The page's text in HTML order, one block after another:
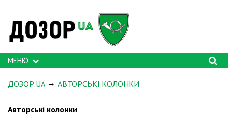
МЕНЮ
ДОЗОР.UA АВТОРСЬКІ КОЛОНКИ
Авторські колонки